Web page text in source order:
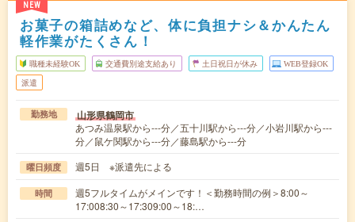
NEW
お菓子の箱詰めなど、体に負担ナシ＆かんたん
軽作業がたくさん！
職種未経験OK 交通費別途支給あり 土日祝日が休み WEB登録OK
派遣
勤務地 山形県鶴岡市
あつみ温泉駅から---分／五十川駅から---分／小岩川駅から---
分／鼠ケ関駅から---分／藤島駅から---分
曜日頻度 週5日 ※派遣先による
時間
週5フルタイムがメインです！＜勤務時間の例＞8:00～
17:008:30～17:309:00～18:…